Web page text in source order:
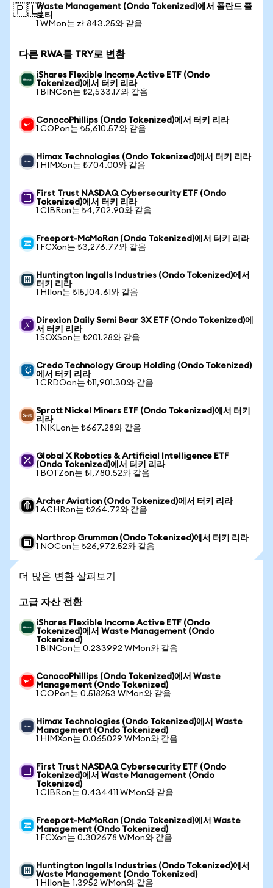
🇵🇱Waste Management (Ondo Tokenized)에서 폴란드 즐
로티
1 WMon는 zł 843.25와 같음
다른 RWA를 TRY로 변환
iShares Flexible Income Active ETF (Ondo
Tokenized)에서 터키 리라
1 BINCon는 ₺2,533.17와 같음
ConocoPhillips (Ondo Tokenized)에서 터키 리라
1 COPon는 ₺5,610.57와 같음
Himax Technologies (Ondo Tokenized)에서 터키 리라
1 HIMXon는 ₺704.00와 같음
First Trust NASDAQ Cybersecurity ETF (Ondo
Tokenized)에서 터키 리라
1 CIBRon는 ₺4,702.90와 같음
Freeport-McMoRan (Ondo Tokenized)에서 터키 리라
1 FCXon는 ₺3,276.77와 같음
Huntington Ingalls Industries (Ondo Tokenized)에서
터키 리라
1 HIIon는 ₺15,104.61와 같음
Direxion Daily Semi Bear 3X ETF (Ondo Tokenized)에
서 터키 리라
1 SOXSon는 ₺201.28와 같음
Credo Technology Group Holding (Ondo Tokenized)
에서 터키 리라
1 CRDOon는 ₺11,901.30와 같음
Sprott Nickel Miners ETF (Ondo Tokenized)에서 터키
리라
1 NIKLon는 ₺667.28와 같음
Global X Robotics & Artificial Intelligence ETF
(Ondo Tokenized)에서 터키 리라
1 BOTZon는 ₺1,780.52와 같음
Archer Aviation (Ondo Tokenized)에서 터키 리라
1 ACHRon는 ₺264.72와 같음
Northrop Grumman (Ondo Tokenized)에서 터키 리라
1 NOCon는 ₺26,972.52와 같음
더 많은 변환 살펴보기
고급 자산 전환
iShares Flexible Income Active ETF (Ondo
Tokenized)에서 Waste Management (Ondo
Tokenized)
1 BINCon는 0.233992 WMon와 같음
ConocoPhillips (Ondo Tokenized)에서 Waste
Management (Ondo Tokenized)
1 COPon는 0.518253 WMon와 같음
Himax Technologies (Ondo Tokenized)에서 Waste
Management (Ondo Tokenized)
1 HIMXon는 0.065029 WMon와 같음
First Trust NASDAQ Cybersecurity ETF (Ondo
Tokenized)에서 Waste Management (Ondo
Tokenized)
1 CIBRon는 0.434411 WMon와 같음
Freeport-McMoRan (Ondo Tokenized)에서 Waste
Management (Ondo Tokenized)
1 FCXon는 0.302678 WMon와 같음
Huntington Ingalls Industries (Ondo Tokenized)에서
Waste Management (Ondo Tokenized)
1 HIIon는 1.3952 WMon와 같음